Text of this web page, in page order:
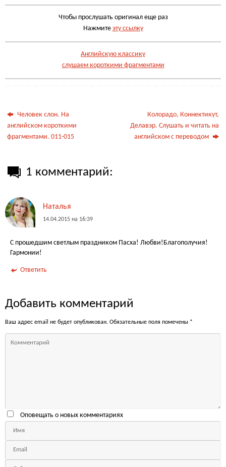
Чтобы прослушать оригинал еще раз
Нажмите эту ссылку
Английскую классику
слушаем короткими фрагментами
Человек слон. На
английском короткими
фрагментами. 011-015
Колорадо, Коннектикут,
Делавэр. Слушать и читать на
английском с переводом
1 комментарий:
Наталья
14.04.2015 на 16:39
С прошедшим светлым праздником Пасха! Любви!Благополучия!
Гармонии!
Ответить
Добавить комментарий
Ваш адрес email не будет опубликован. Обязательные поля помечены *
Оповещать о новых комментариях